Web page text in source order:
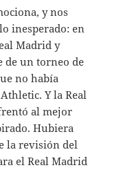
y nos
inesperado: en
Madrid y
de un torneo de
no había
Y la Real
al mejor
Hubiera
la revisión del
el Real Madrid